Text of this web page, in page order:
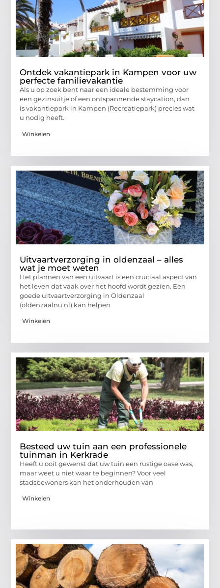
Ontdek vakantiepark in Kampen voor uw
perfecte familievakantie
Als u op zoek bent naar een ideale bestemming voor
een gezinsuitje of een ontspannende staycation, dan
is vakantiepark in Kampen (Recreatiepark) precies wat
u nodig heeft.
Winkelen
Uitvaartverzorging in oldenzaal – alles
wat je moet weten
Het plannen van een uitvaart is een cruciaal aspect van
het leven dat vaak over het hoofd wordt gezien. Een
goede uitvaartverzorging in Oldenzaal
(oldenzaalnu.nl) kan helpen
Winkelen
Besteed uw tuin aan een professionele
tuinman in Kerkrade
Heeft u ooit gewenst dat uw tuin een rustige oase was,
maar weet u niet waar te beginnen? Voor veel
stadsbewoners kan het onderhouden van
Winkelen